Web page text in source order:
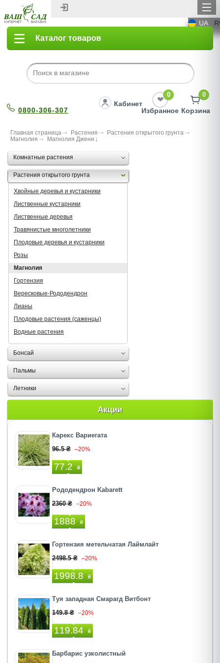
UA
Каталог товаров
0800-306-307
Кабинет
0
Избранное
0
Корзина
Главная страница Растения
Растения открытого грунта
Магнолия
Магнолия Джени
Комнатные растения
Растения открытого грунта
Хвойные деревья и кустарники
Лиственные кустарники
Лиственные деревья
Травянистые многолетники
Плодовые деревья и кустарники
Розы
Магнолия
Гортензия
Вересковые-Рододендрон
Лианы
Плодовые растения (саженцы)
Водные растения
Бонсай
Пальмы
Летники
Акции
Карекс Вариегата
96.5 ₴ –20%
77.2 ₴
Рододендрон Kabarett
2360 ₴ –20%
1888 ₴
Гортензия метельчатая Лаймлайт
2498.5 ₴ –20%
1998.8 ₴
Туя западная Смарагд Витбонт
149.8 ₴ –20%
119.84 ₴
Барбарис узколистный